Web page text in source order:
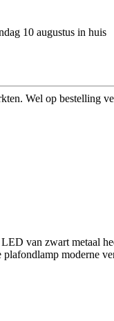
10 augustus in huis
Wel op bestelling
van zwart metaal
moderne